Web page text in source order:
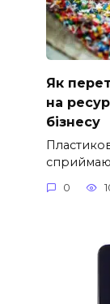
Як
на
бізнесу
0